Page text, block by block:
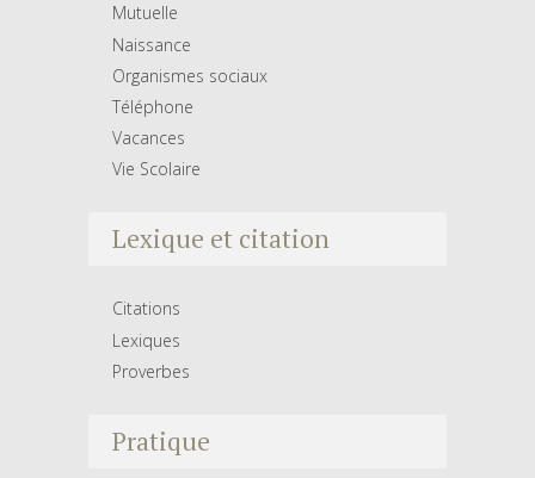
Mutuelle
Naissance
Organismes sociaux
Téléphone
Vacances
Vie Scolaire
Lexique et citation
Citations
Lexiques
Proverbes
Pratique